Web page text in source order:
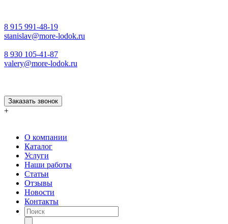
8 915 991-48-19
stanislav@more-lodok.ru
8 930 105-41-87
valery@more-lodok.ru
Заказать звонок
+
О компании
Каталог
Услуги
Наши работы
Статьи
Отзывы
Новости
Контакты
Поиск
товаров